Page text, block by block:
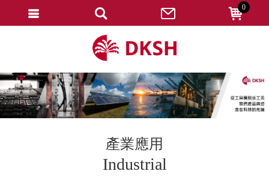
產業應用
Industrial
0
忘記密碼
變更密碼